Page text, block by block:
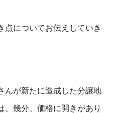
点についてお伝えしていき
んが新たに造成した分譲地
、幾分、価格に開きがあり